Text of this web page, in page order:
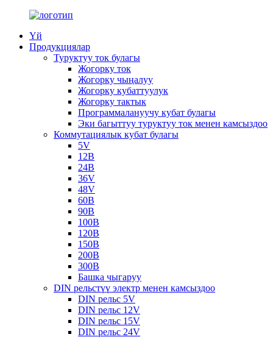
Үй
Продукциялар
Туруктуу ток булагы
Жогорку ток
Жогорку чыңалуу
Жогорку кубаттуулук
Жогорку тактык
Программалануучу кубат булагы
Эки багыттуу туруктуу ток менен камсыздоо
Коммутациялык кубат булагы
5V
12В
24В
36V
48V
60В
90В
100В
120В
150В
200В
300В
Башка чыгаруу
DIN рельстүү электр менен камсыздоо
DIN рельс 5V
DIN рельс 12V
DIN рельс 15V
DIN рельс 24V